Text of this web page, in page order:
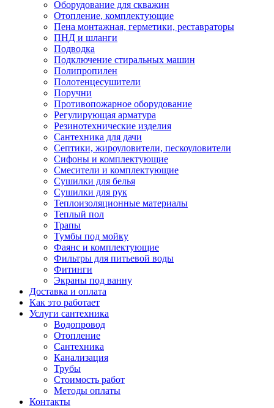
Оборудование для скважин
Отопление, комплектующие
Пена монтажная, герметики, реставраторы
ПНД и шланги
Подводка
Подключение стиральных машин
Полипропилен
Полотенцесушители
Поручни
Противопожарное оборудование
Регулирующая арматура
Резинотехнические изделия
Сантехника для дачи
Септики, жироуловители, пескоуловители
Сифоны и комплектующие
Смесители и комплектующие
Сушилки для белья
Сушилки для рук
Теплоизоляционные материалы
Теплый пол
Трапы
Тумбы под мойку
Фаянс и комплектующие
Фильтры для питьевой воды
Фитинги
Экраны под ванну
Доставка и оплата
Как это работает
Услуги сантехника
Водопровод
Отопление
Сантехника
Канализация
Трубы
Стоимость работ
Методы оплаты
Контакты